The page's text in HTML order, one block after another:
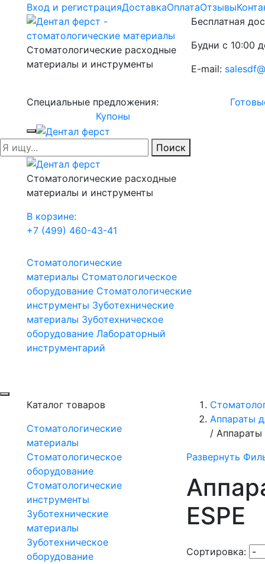
Вход и регистрацияДоставкаОплатаОтзывы
Стоматологические расходные
материалы и инструменты
Бесплатная
Будни с 10:00
E-mail:
Специальные предложения:
Купоны
Поиск
Стоматологические расходные
материалы и инструменты
В корзине:
+7 (499) 460-43-41
Стоматологические
материалы Стоматологическое
оборудование Стоматологические
инструменты Зуботехнические
материалы Зуботехническое
оборудование Лабораторный
инструментарий
Каталог товаров
Стоматологические
материалы
Стоматологическое
оборудование
Стоматологические
инструменты
Зуботехнические
материалы
Зуботехническое
оборудование
Аппараты
/ Аппараты
Развернуть
ESPE
Сортировка: